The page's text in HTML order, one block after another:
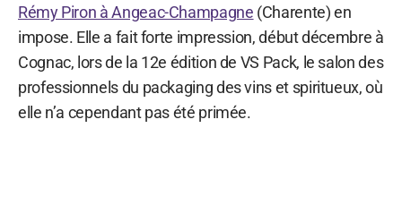
Rémy Piron à Angeac-Champagne (Charente) en
impose. Elle a fait forte impression, début décembre à
Cognac, lors de la 12e édition de VS Pack, le salon des
professionnels du packaging des vins et spiritueux, où
elle n’a cependant pas été primée.